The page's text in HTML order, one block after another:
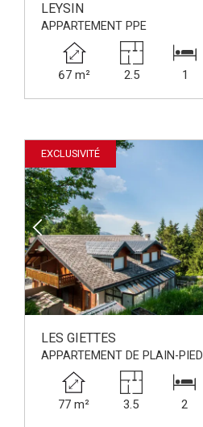
LEYSIN
APPARTEMENT PPE
67 m² 2.5 1
EXCLUSIVITÉ
LES GIETTES
APPARTEMENT DE PLAIN-PIED
77 m² 3.5 2